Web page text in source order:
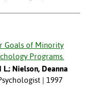
Goals of Minority
Programs.
Nielson, Deanna
| 1997